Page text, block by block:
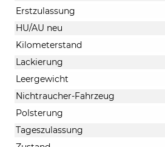
Erstzulassung
HU/AU neu
Kilometerstand
Lackierung
Leergewicht
Nichtraucher-Fahrzeug
Polsterung
Tageszulassung